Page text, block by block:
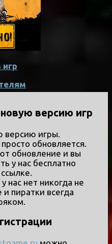
игр
версию игр
версию игры.
обновляется.
обновление и вы
у нас бесплатно
нас нет никогда не
пиратки всегда